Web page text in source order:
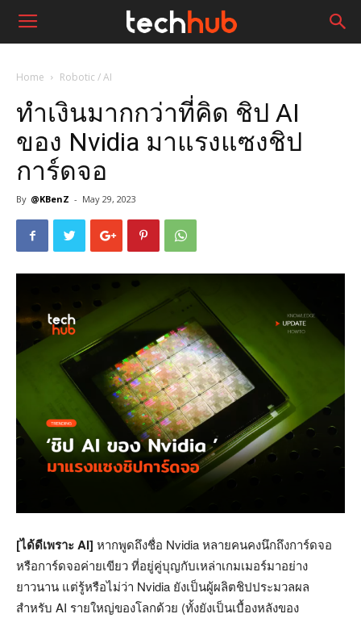
Home Robotic / AI
ทำเงินมากกว่าที่คิด ชิป AI
ของ Nvidia มาแรงแซงชิป
การ์ดจอ
By @KBenZ - May 29, 2023
[ได้ดีเพราะ AI] หากพูดถึงชื่อ Nvidia หลายคนคงนึกถึงการ์ดจอ
หรือการ์ดจอค่ายเขียว ที่อยู่คู่บุญกับเหล่าเกมเมอร์มาอย่าง
ยาวนาน แต่รู้หรือไม่ว่า Nvidia ยังเป็นผู้ผลิตชิปประมวลผล
สำหรับ AI รายใหญ่ของโลกด้วย (ทั้งยังเป็นเบื้องหลังของ